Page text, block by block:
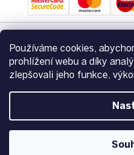
Používáme cookies,
prohlížení webu a díky
zlepšovali jeho funkce,
Copyright 2026Zemito.cz.